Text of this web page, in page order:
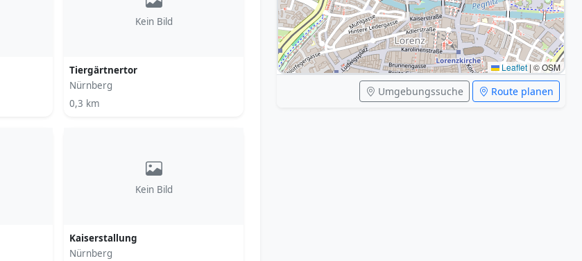
Kein Bild
Tiergärtnertor
Nürnberg
0,3 km
Kein Bild
Kaiserstallung
Nürnberg
Leaflet | © OSM
Umgebungssuche Route planen